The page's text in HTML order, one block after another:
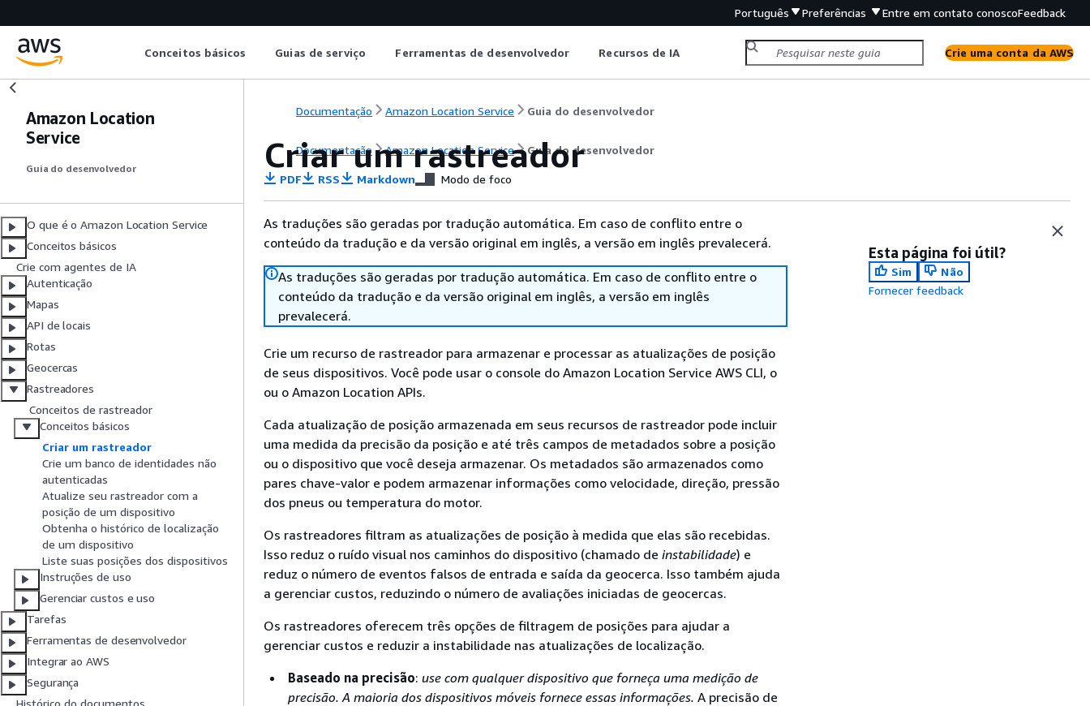
Português Preferências Entre em contato conoscoFeedback
Conceitos básicos Guias de serviço Ferramentas de desenvolvedor Recursos de IA Crie uma conta da AWS
Amazon Location
Service
Guia do desenvolvedor
O que é o Amazon Location Service
Conceitos básicos
Crie com agentes de IA
Autenticação
Mapas
API de locais
Rotas
Geocercas
Rastreadores
Conceitos de rastreador
Conceitos básicos
Criar um rastreador
Crie um banco de identidades não
autenticadas
Atualize seu rastreador com a
posição de um dispositivo
Obtenha o histórico de localização
de um dispositivo
Liste suas posições dos dispositivos
Instruções de uso
Gerenciar custos e uso
Tarefas
Ferramentas de desenvolvedor
Integrar ao AWS
Segurança
Documentação Amazon Location Service Guia do desenvolvedor
Documentação Amazon Location Service Guia do desenvolvedor
Criar um rastreador
PDF RSS Markdown Modo de foco
As traduções são geradas por tradução automática. Em caso de conflito entre o
conteúdo da tradução e da versão original em inglês, a versão em inglês prevalecerá.
As traduções são geradas por tradução automática. Em caso de conflito entre o
conteúdo da tradução e da versão original em inglês, a versão em inglês
prevalecerá.
Crie um recurso de rastreador para armazenar e processar as atualizações de posição
de seus dispositivos. Você pode usar o console do Amazon Location Service AWS CLI, o
ou o Amazon Location APIs.
Cada atualização de posição armazenada em seus recursos de rastreador pode incluir
uma medida da precisão da posição e até três campos de metadados sobre a posição
ou o dispositivo que você deseja armazenar. Os metadados são armazenados como
pares chave-valor e podem armazenar informações como velocidade, direção, pressão
dos pneus ou temperatura do motor.
Os rastreadores filtram as atualizações de posição à medida que elas são recebidas.
Isso reduz o ruído visual nos caminhos do dispositivo (chamado de instabilidade) e
reduz o número de eventos falsos de entrada e saída da geocerca. Isso também ajuda
a gerenciar custos, reduzindo o número de avaliações iniciadas de geocercas.
Os rastreadores oferecem três opções de filtragem de posições para ajudar a
gerenciar custos e reduzir a instabilidade nas atualizações de localização.
Baseado na precisão: use com qualquer dispositivo que forneça uma medição de
precisão. A maioria dos dispositivos móveis fornece essas informações. A precisão de
Esta página foi útil?
Sim
Não
Fornecer feedback